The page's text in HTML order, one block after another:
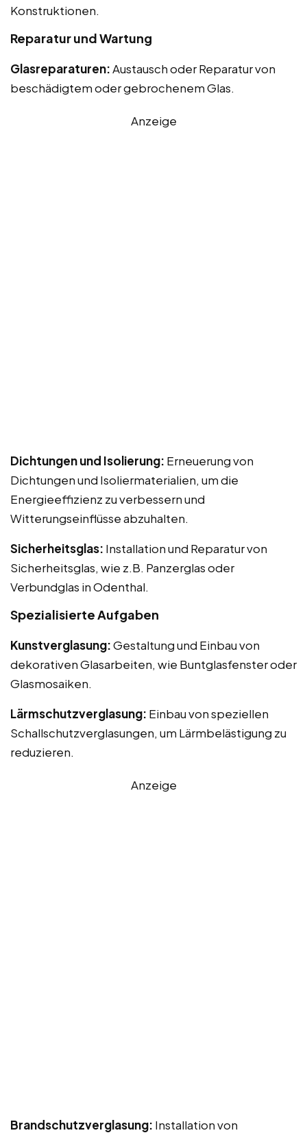
Konstruktionen.
Reparatur und Wartung
Glasreparaturen:Austausch oder Reparatur von
beschädigtem oder gebrochenem Glas.
Anzeige
Dichtungen und Isolierung: Erneuerung von
Dichtungen und Isoliermaterialien, um die
Energieeffizienz zu verbessern und
Witterungseinflüsse abzuhalten.
Sicherheitsglas: Installation und Reparatur von
Sicherheitsglas, wie z.B. Panzerglas oder
Verbundglas in Odenthal.
Spezialisierte Aufgaben
Kunstverglasung:Gestaltung und Einbau von
dekorativen Glasarbeiten, wie Buntglasfenster oder
Glasmosaiken.
Lärmschutzverglasung: Einbau von speziellen
Schallschutzverglasungen, um Lärmbelästigung zu
reduzieren.
Anzeige
Brandschutzverglasung: Installation von